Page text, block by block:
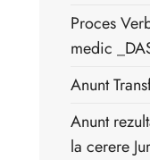
Proces
medic
Anunt
Anunt
la cerere